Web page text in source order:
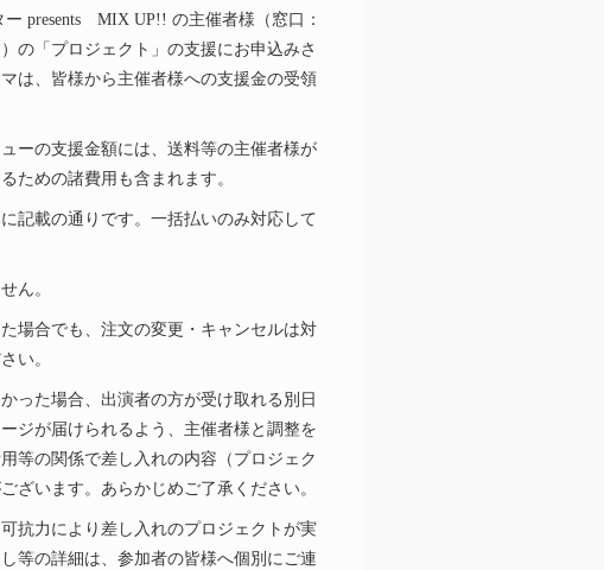
presents MIX UP!! の主催者様（窓口：
の「プロジェクト」の支援にお申込みさ
は、皆様から主催者様への支援金の受領
ーの支援金額には、送料等の主催者様が
ための諸費用も含まれます。
記載の通りです。一括払いのみ対応して
ん。
場合でも、注文の変更・キャンセルは対
い。
った場合、出演者の方が受け取れる別日
ジが届けられるよう、主催者様と調整を
等の関係で差し入れの内容（プロジェク
ざいます。あらかじめご了承ください。
抗力により差し入れのプロジェクトが実
等の詳細は、参加者の皆様へ個別にご連